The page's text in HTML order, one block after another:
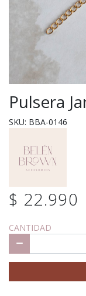
Pulsera
SKU: BBA-0146
$ 22.990
CANTIDAD